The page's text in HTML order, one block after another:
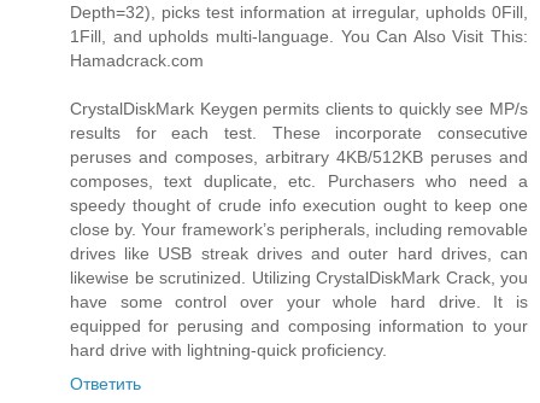
Depth=32), picks test information at irregular, upholds 0Fill,
1Fill, and upholds multi-language. You Can Also Visit This:
Hamadcrack.com
CrystalDiskMark Keygen permits clients to quickly see MP/s
results for each test. These incorporate consecutive
peruses and composes, arbitrary 4KB/512KB peruses and
composes, text duplicate, etc. Purchasers who need a
speedy thought of crude info execution ought to keep one
close by. Your framework’s peripherals, including removable
drives like USB streak drives and outer hard drives, can
likewise be scrutinized. Utilizing CrystalDiskMark Crack, you
have some control over your whole hard drive. It is
equipped for perusing and composing information to your
hard drive with lightning-quick proficiency.
Ответить